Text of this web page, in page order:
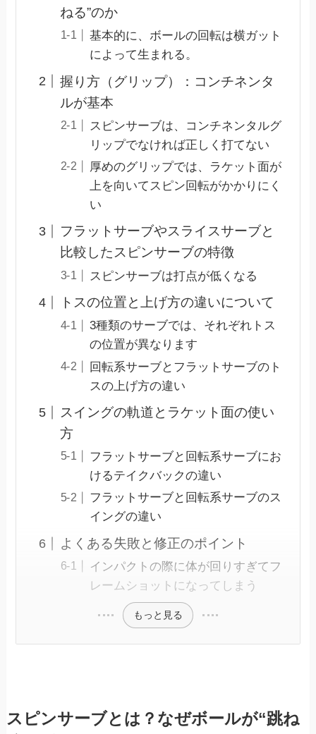
ねる”のか
基本的に、ボールの回転は横ガット
によって生まれる。
握り方（グリップ）：コンチネンタ
ルが基本
スピンサーブは、コンチネンタルグ
リップでなければ正しく打てない
厚めのグリップでは、ラケット面が
上を向いてスピン回転がかかりにく
い
フラットサーブやスライスサーブと
比較したスピンサーブの特徴
スピンサーブは打点が低くなる
トスの位置と上げ方の違いについて
3種類のサーブでは、それぞれトス
の位置が異なります
回転系サーブとフラットサーブのト
スの上げ方の違い
スイングの軌道とラケット面の使い
方
フラットサーブと回転系サーブにお
けるテイクバックの違い
フラットサーブと回転系サーブのス
イングの違い
よくある失敗と修正のポイント
インパクトの際に体が回りすぎてフ
レームショットになってしまう
もっと見る
スピンサーブとは？なぜボールが“跳ね